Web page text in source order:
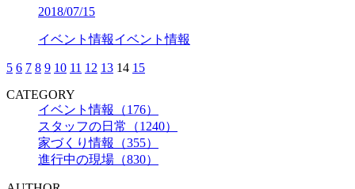
2018/07/15
イベント情報イベント情報
5 6 7 8 9 10 11 12 13 14 15
CATEGORY
イベント情報（176）
スタッフの日常（1240）
家づくり情報（355）
進行中の現場（830）